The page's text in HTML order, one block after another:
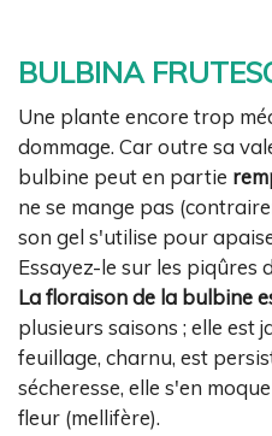
BULBINA
Une plante encore trop
dommage. Car outre sa
bulbine peut en partie
ne se mange pas
son gel s'utilise pour
Essayez-le sur les piqûres
La floraison de la bulbine
plusieurs saisons ; elle est
feuillage, charnu, est
sécheresse, elle s'en
fleur (mellifère).